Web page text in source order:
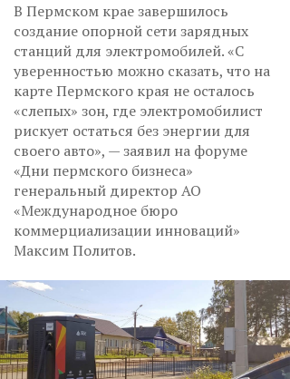
В Пермском крае завершилось
создание опорной сети зарядных
станций для электромобилей. «С
уверенностью можно сказать, что на
карте Пермского края не осталось
«слепых» зон, где электромобилист
рискует остаться без энергии для
своего авто», — заявил на форуме
«Дни пермского бизнеса»
генеральный директор АО
«Международное бюро
коммерциализации инноваций»
Максим Политов.